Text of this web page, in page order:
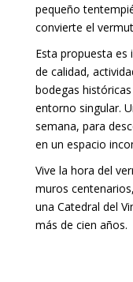
pequeño
convierte el
Esta propuesta es
de calidad,
bodegas
entorno singular.
semana, para
en un espacio
Vive la hora del
muros
una Catedral del
más de cien años.